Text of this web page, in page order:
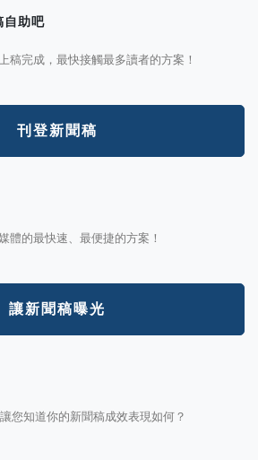
自助吧
稿完成，最快接觸最多讀者的方案！
刊登新聞稿
體的最快速、最便捷的方案！
讓新聞稿曝光
您知道你的新聞稿成效表現如何？